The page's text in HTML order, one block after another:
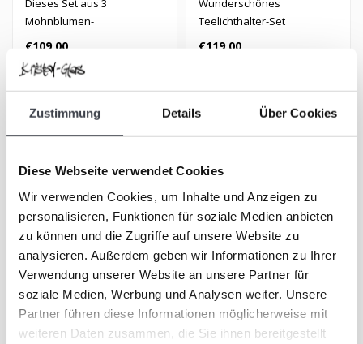
Zustimmung Details Über Cookies
Diese Webseite verwendet Cookies
Wir verwenden Cookies, um Inhalte und Anzeigen zu
personalisieren, Funktionen für soziale Medien anbieten
zu können und die Zugriffe auf unsere Website zu
analysieren. Außerdem geben wir Informationen zu Ihrer
Verwendung unserer Website an unsere Partner für
soziale Medien, Werbung und Analysen weiter. Unsere
Partner führen diese Informationen möglicherweise mit
weiteren Daten zusammen, die Sie ihnen bereitgestellt
Dieses Set aus 3
Mohnblumen-
Teelichthaltern von Mats
€109,00
Wunderschönes
Teelichthalter-Set
„Anemone“ aus weißem
€119,00
Mats Jonasson „Mystiqua
Gold“
„Dual Face“ – Mats
Jonasson